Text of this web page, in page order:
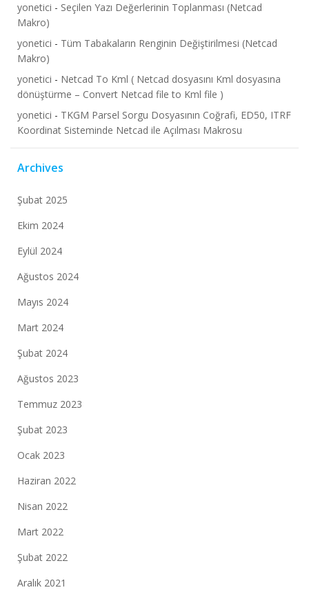
yonetici - Seçilen Yazı Değerlerinin Toplanması (Netcad
Makro)
yonetici - Tüm Tabakaların Renginin Değiştirilmesi (Netcad
Makro)
yonetici - Netcad To Kml ( Netcad dosyasını Kml dosyasına
dönüştürme – Convert Netcad file to Kml file )
yonetici - TKGM Parsel Sorgu Dosyasının Coğrafi, ED50, ITRF
Koordinat Sisteminde Netcad ile Açılması Makrosu
Archives
Şubat 2025
Ekim 2024
Eylül 2024
Ağustos 2024
Mayıs 2024
Mart 2024
Şubat 2024
Ağustos 2023
Temmuz 2023
Şubat 2023
Ocak 2023
Haziran 2022
Nisan 2022
Mart 2022
Şubat 2022
Aralık 2021